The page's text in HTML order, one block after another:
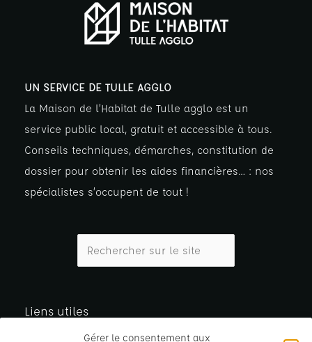
Gérer le consentement aux
UN SERVICE DE TULLE AGGLO
La Maison de l’Habitat de Tulle agglo est un
service public local, gratuit et accessible à tous.
Conseils techniques, démarches, constitution de
dossier pour obtenir les aides financières… : nos
spécialistes s’occupent de tout !
Liens utiles